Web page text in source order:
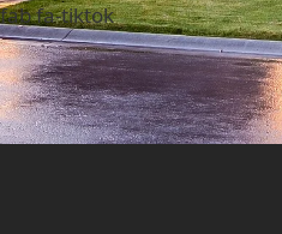
fab fa-tiktok